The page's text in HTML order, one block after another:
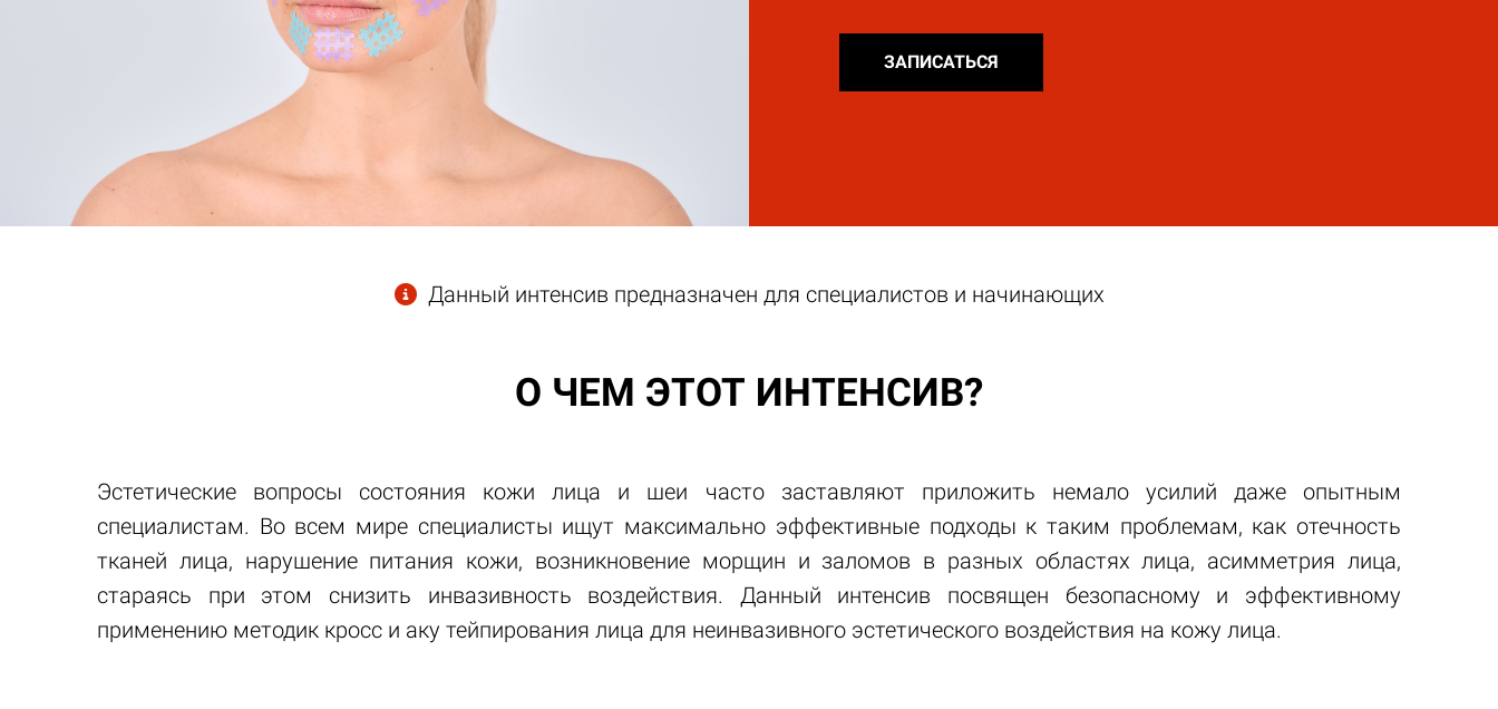
ЗАПИСАТЬСЯ
Данный интенсив предназначен для специалистов и начинающих
О ЧЕМ ЭТОТ ИНТЕНСИВ?
Эстетические вопросы состояния кожи лица и шеи часто заставляют приложить немало усилий даже опытным
специалистам. Во всем мире специалисты ищут максимально эффективные подходы к таким проблемам, как отечность
тканей лица, нарушение питания кожи, возникновение морщин и заломов в разных областях лица, асимметрия лица,
стараясь при этом снизить инвазивность воздействия. Данный интенсив посвящен безопасному и эффективному
применению методик кросс и аку тейпирования лица для неинвазивного эстетического воздействия на кожу лица.